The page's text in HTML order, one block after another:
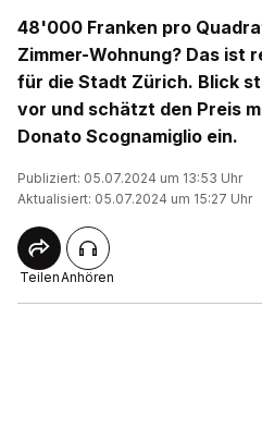
48'000 Franken pro
Zimmer-Wohnung? Das ist
für die Stadt Zürich. Blick
vor und schätzt den Preis
Donato Scognamiglio ein.
Publiziert: 05.07.2024 um 13:53 Uhr
Aktualisiert: 05.07.2024 um 15:27 Uhr
TeilenAnhören